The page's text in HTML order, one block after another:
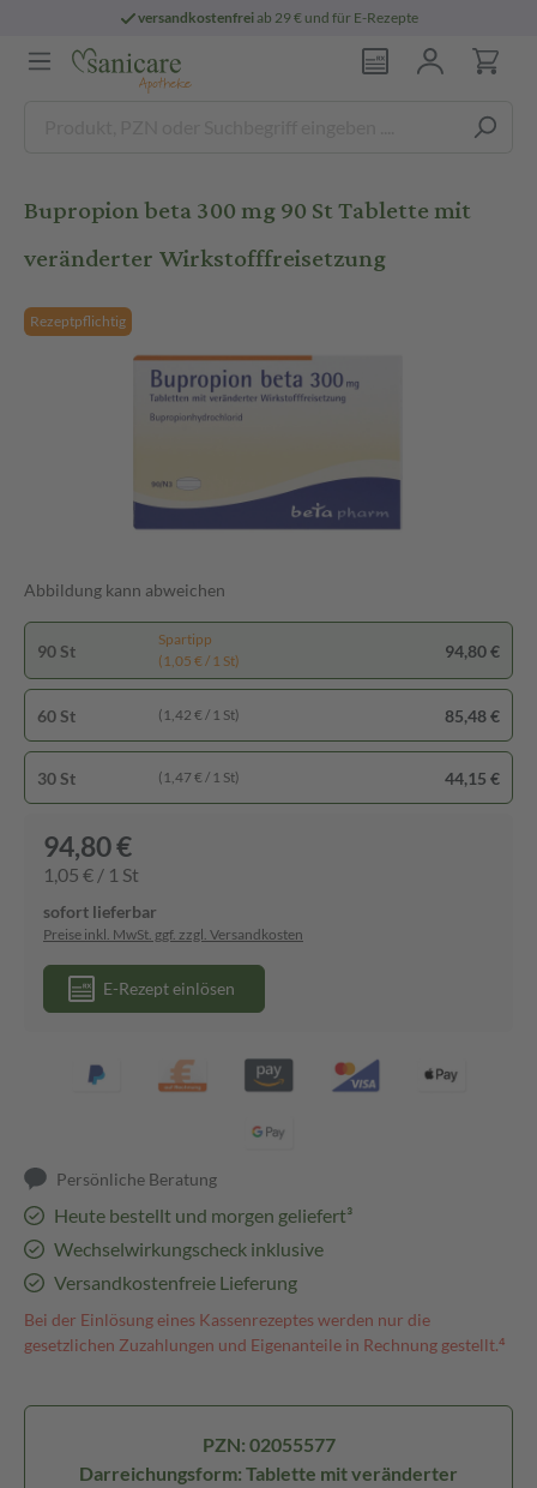
versandkostenfreiab 29 € und für E-Rezepte
Bupropion beta 300 mg 90 St Tablette mit
veränderter Wirkstofffreisetzung
Rezeptpflichtig
Abbildung kann abweichen
90 St
Spartipp
(1,05 € / 1 St)
94,80 €
60 St (1,42 € / 1 St) 85,48 €
30 St (1,47 € / 1 St) 44,15 €
94,80 €
1,05 € / 1 St
sofort lieferbar
Preise inkl. MwSt. ggf. zzgl. Versandkosten
E-Rezept einlösen
Persönliche Beratung
Heute bestellt und morgen geliefert³
Wechselwirkungscheck inklusive
Versandkostenfreie Lieferung
Bei der Einlösung eines Kassenrezeptes werden nur die
gesetzlichen Zuzahlungen und Eigenanteile in Rechnung gestellt.⁴
PZN: 02055577
Darreichungsform: Tablette mit veränderter